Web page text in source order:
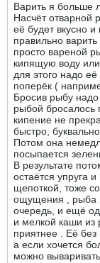
Варить я больше
Насчёт отварной
её будет вкусно
правильно
просто вареной
кипящую воду
для этого надо
поперёк (
Бросив рыбу
рыбой бросалось
кипение не
быстро,
Потом она
посыпается
В результате
остаётся упруга
щепоткой, тоже
ощущения , рыба
очередь, и ещё
и мелкой каши из
приятнее . Её
а если хочется
можно